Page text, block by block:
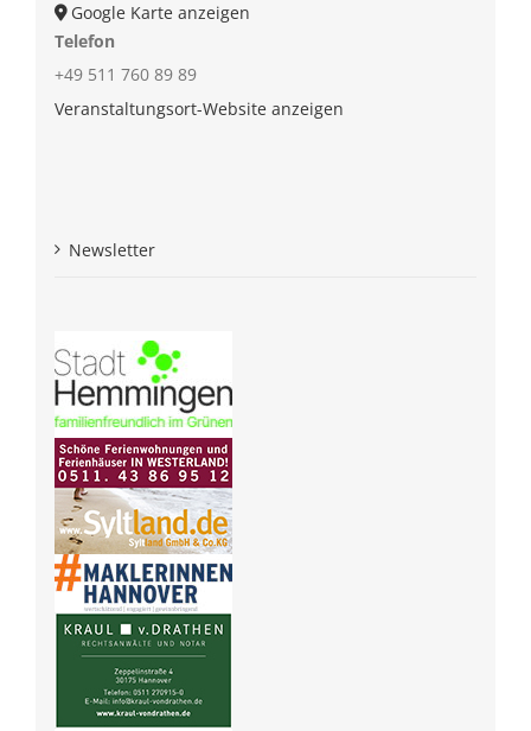
Google Karte anzeigen
Telefon
+49 511 760 89 89
Veranstaltungsort-Website anzeigen
Newsletter